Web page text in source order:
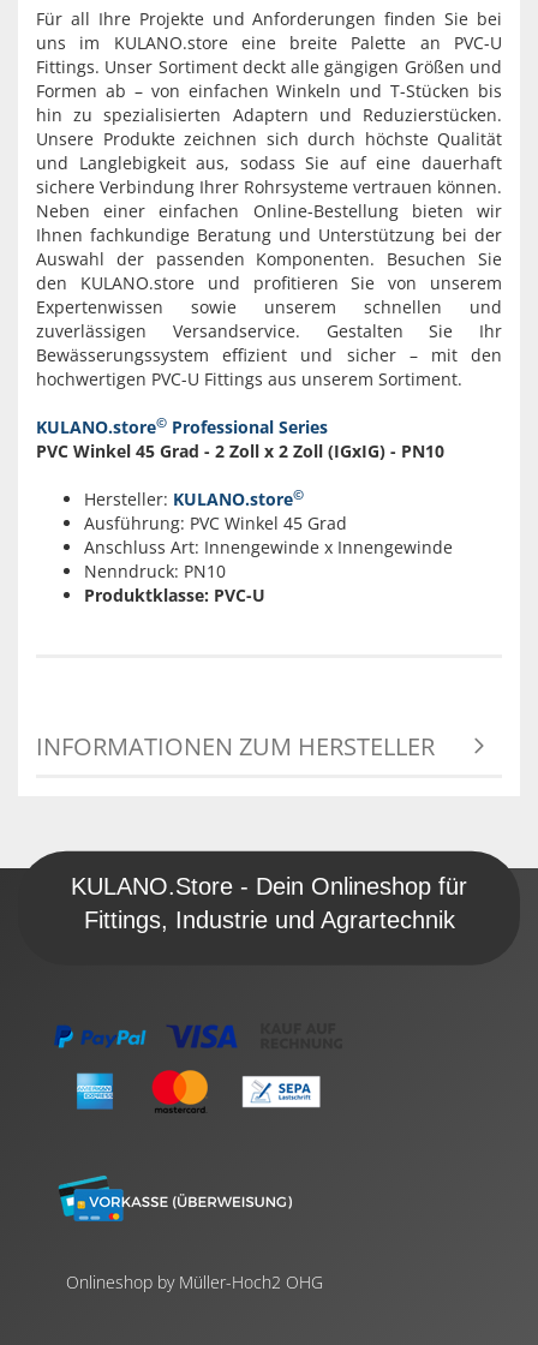
Für all Ihre Projekte und Anforderungen finden Sie bei
uns im KULANO.store eine breite Palette an PVC-U
Fittings. Unser Sortiment deckt alle gängigen Größen und
Formen ab – von einfachen Winkeln und T-Stücken bis
hin zu spezialisierten Adaptern und Reduzierstücken.
Unsere Produkte zeichnen sich durch höchste Qualität
und Langlebigkeit aus, sodass Sie auf eine dauerhaft
sichere Verbindung Ihrer Rohrsysteme vertrauen können.
Neben einer einfachen Online-Bestellung bieten wir
Ihnen fachkundige Beratung und Unterstützung bei der
Auswahl der passenden Komponenten. Besuchen Sie
den KULANO.store und profitieren Sie von unserem
Expertenwissen sowie unserem schnellen und
zuverlässigen Versandservice. Gestalten Sie Ihr
Bewässerungssystem effizient und sicher – mit den
hochwertigen PVC-U Fittings aus unserem Sortiment.
KULANO.store© Professional Series
PVC Winkel 45 Grad - 2 Zoll x 2 Zoll (IGxIG) - PN10
Hersteller: KULANO.store©
Ausführung: PVC Winkel 45 Grad
Anschluss Art: Innengewinde x Innengewinde
Nenndruck: PN10
Produktklasse: PVC-U
INFORMATIONEN ZUM HERSTELLER
KULANO.Store - Dein Onlineshop für
Fittings, Industrie und Agrartechnik
Onlineshop by Müller-Hoch2 OHG